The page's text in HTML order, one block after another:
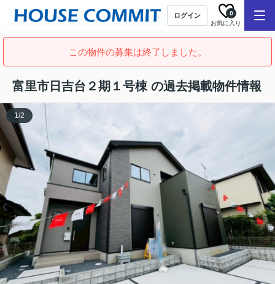
ログイン
お気に入り
0
この物件の募集は終了しました。
富里市日吉台２期１号棟 の過去掲載物件情報
1/2